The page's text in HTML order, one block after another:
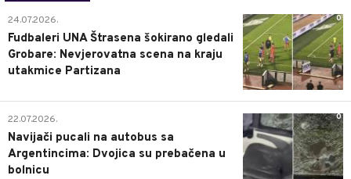
0
24.07.2026.
Fudbaleri UNA Štrasena šokirano gledali
Grobare: Nevjerovatna scena na kraju
utakmice Partizana
0
22.07.2026.
Navijači pucali na autobus sa
Argentincima: Dvojica su prebačena u
bolnicu